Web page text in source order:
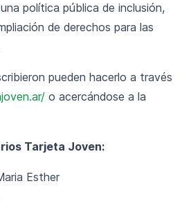
política pública de inclusión,
de derechos para las
pueden hacerlo a través
o acercándose a la
Tarjeta Joven:
Esther